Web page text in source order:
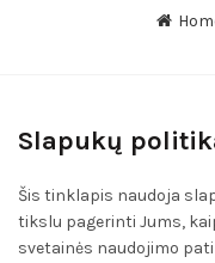
Slapukų
Šis tinklapis naudoja
tikslu pagerinti Jums,
svetainės naudojimo